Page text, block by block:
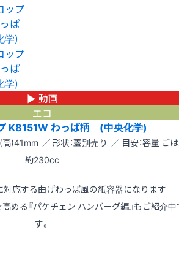
▶ 動画
エコ
K8151W わっぱ柄 (中央化学)
)41mm ／ 形状：蓋別売り ／ 目安：容量 ご
約230cc
応する曲げわっぱ風の紙容器になります
める『パケチェン ハンバーグ編』もご紹介中
す。